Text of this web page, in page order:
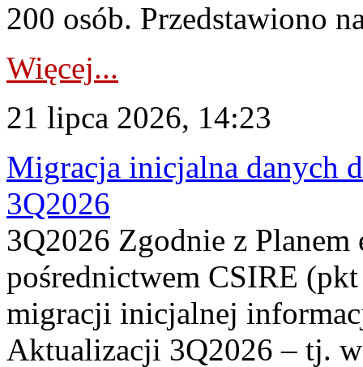
200 osób. Przedstawiono
Więcej...
21 lipca 2026, 14:23
Migracja inicjalna danych
3Q2026
3Q2026 Zgodnie z
pośrednictwem CSIRE
migracji inicjalnej
Aktualizacji 3Q2026 – tj.